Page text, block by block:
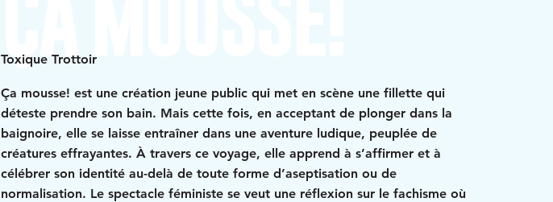
Toxique Trottoir
Ça mousse! est une création jeune public qui met en scène une fillette qui
déteste prendre son bain. Mais cette fois, en acceptant de plonger dans la
baignoire, elle se laisse entraîner dans une aventure ludique, peuplée de
créatures effrayantes. À travers ce voyage, elle apprend à s’affirmer et à
célébrer son identité au-delà de toute forme d’aseptisation ou de
normalisation. Le spectacle féministe se veut une réflexion sur le fachisme où